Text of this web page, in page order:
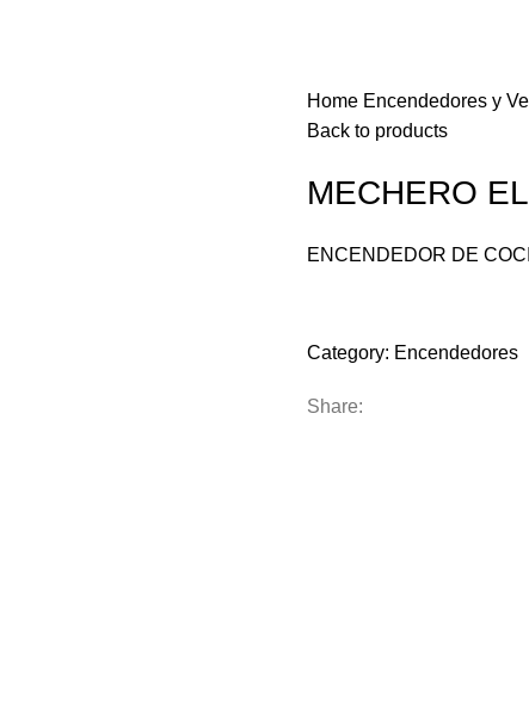
Home Encendedores y
Back to products
MECHERO
ENCENDEDOR DE
Category: Encendedores
Share: